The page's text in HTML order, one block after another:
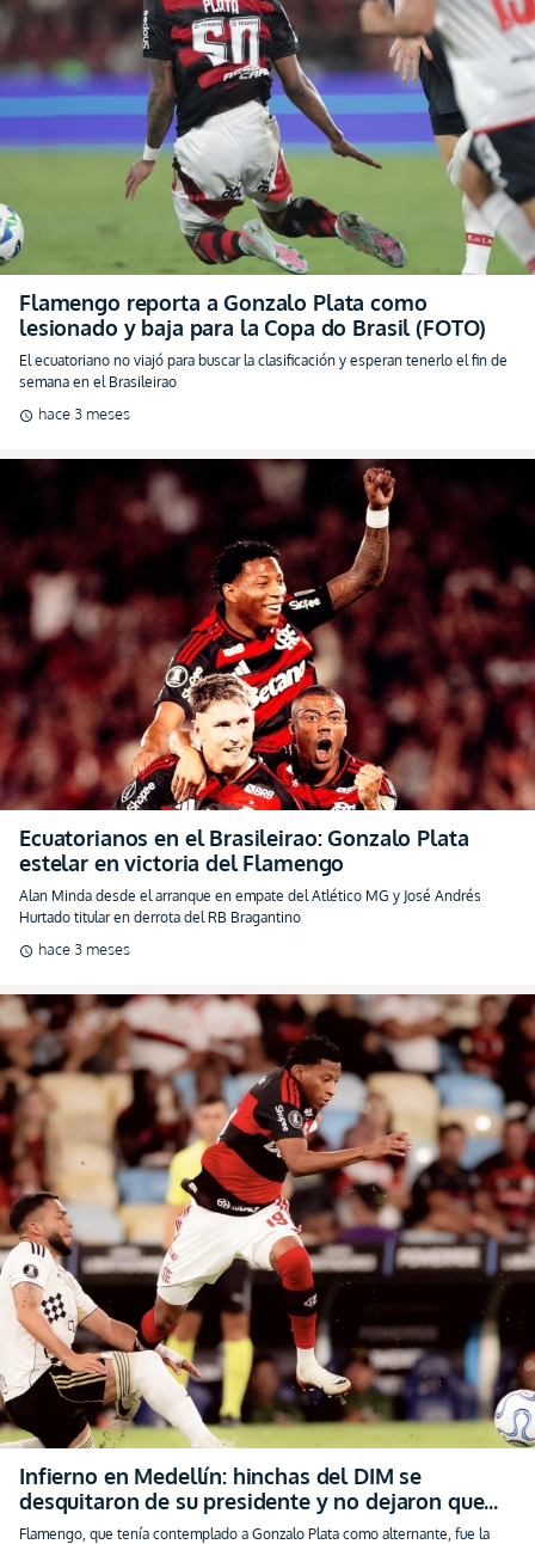
Flamengo reporta a Gonzalo Plata como
lesionado y baja para la Copa do Brasil (FOTO)
El ecuatoriano no viajó para buscar la clasificación y esperan tenerlo el fin de
semana en el Brasileirao
schedule hace 3 meses
Ecuatorianos en el Brasileirao: Gonzalo Plata
estelar en victoria del Flamengo
Alan Minda desde el arranque en empate del Atlético MG y José Andrés
Hurtado titular en derrota del RB Bragantino
schedule hace 3 meses
Infierno en Medellín: hinchas del DIM se
desquitaron de su presidente y no dejaron que
jueguen Libertadores (VIDEO)
Flamengo, que tenía contemplado a Gonzalo Plata como alternante, fue la